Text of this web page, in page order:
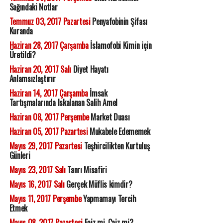
Sağındaki Notlar
Temmuz 03, 2017 PazartesiPenyafobinin Şifası
Kuranda
Haziran 28, 2017 Çarşambaİslamofobi Kimin için
Üretildi?
Haziran 20, 2017 SalıDiyet Hayatı
Anlamsızlaştırır
Haziran 14, 2017 Çarşambaİmsak
Tartışmalarında Iskalanan Salih Amel
Haziran 08, 2017 PerşembeMarket Duası
Haziran 05, 2017 PazartesiMukabele Edememek
Mayıs 29, 2017 PazartesiTeşhircilikten Kurtuluş
Günleri
Mayıs 23, 2017 SalıTanrı Misafiri
Mayıs 16, 2017 SalıGerçek Müflis kimdir?
Mayıs 11, 2017 PerşembeYapmamayı Tercih
Etmek